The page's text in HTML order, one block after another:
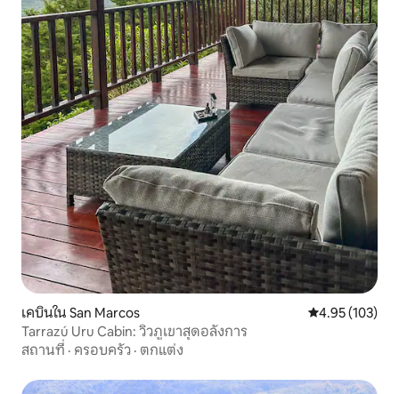
เคบินใน San Marcos คะแนนเฉลี่ย
4.95 (103)
Tarrazú Uru Cabin: วิวภูเขาสุดอลังการ
สถานที่ · ครอบครัว · ตกแต่ง